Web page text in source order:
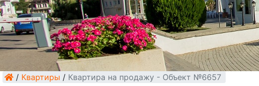
/ Квартиры / Квартира на продажу - Объект №6657